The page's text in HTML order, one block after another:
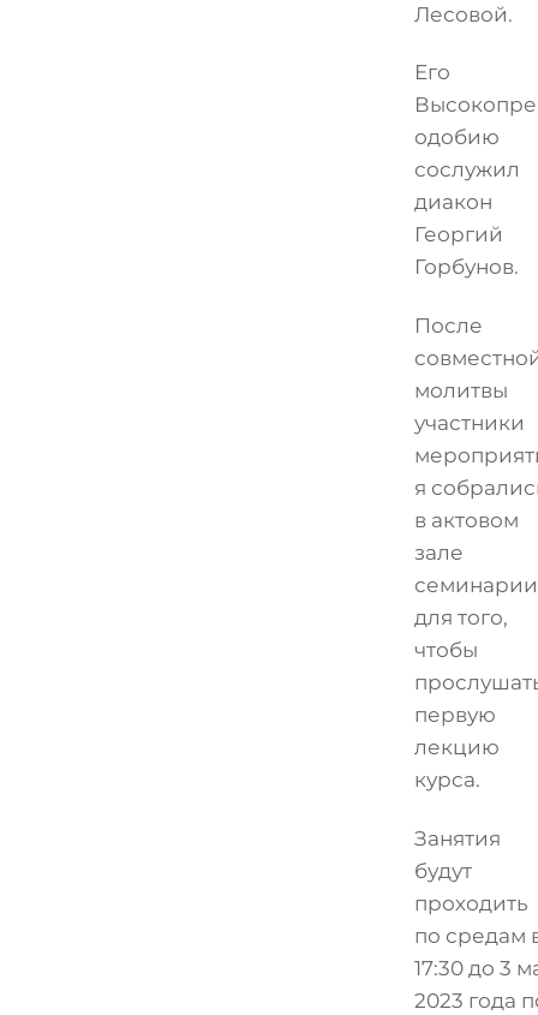
Лесовой.
Его
одобию
сослужил
диакон
Георгий
Горбунов.
После
молитвы
участники
я
в актовом
зале
семинарии
для того,
чтобы
первую
лекцию
курса.
Занятия
будут
проходить
по средам
17:30 до 3
2023 года